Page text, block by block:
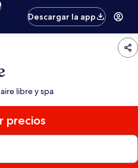
Descargar la app
libre y spa
precios